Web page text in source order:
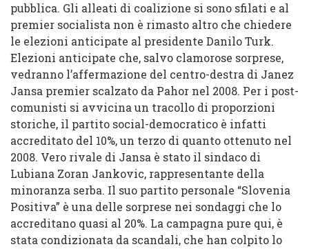
pubblica. Gli alleati di coalizione si sono sfilati e al
premier socialista non è rimasto altro che chiedere
le elezioni anticipate al presidente Danilo Turk.
Elezioni anticipate che, salvo clamorose sorprese,
vedranno l’affermazione del centro-destra di Janez
Jansa premier scalzato da Pahor nel 2008. Per i post-
comunisti si avvicina un tracollo di proporzioni
storiche, il partito social-democratico è infatti
accreditato del 10%, un terzo di quanto ottenuto nel
2008. Vero rivale di Jansa è stato il sindaco di
Lubiana Zoran Jankovic, rappresentante della
minoranza serba. Il suo partito personale “Slovenia
Positiva” è una delle sorprese nei sondaggi che lo
accreditano quasi al 20%. La campagna pure qui, è
stata condizionata da scandali, che han colpito lo